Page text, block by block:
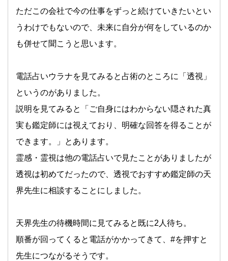
ただこの会社で今の仕事をずっと続けていきたいとい
うわけでもないので、未来に自分が何をしているのか
も併せて聞こうと思います。
電話占いウラナを見てみると占術のところに「透視」
というのがありました。
説明を見てみると「ご自身にはわからない隠された真
実も鑑定師には視えており、明確な回答を得ることが
できます。」とあります。
霊感・霊視は他の電話占いで見たことがありましたが
透視は初めてだったので、透視でおすすめ鑑定師の天
界先生に相談することにしました。
天界先生の待機時間に見てみると既に2人待ち。
順番が回ってくると電話がかかってきて、#を押すと
先生につながるそうです。